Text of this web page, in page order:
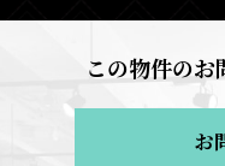
この物件の
お